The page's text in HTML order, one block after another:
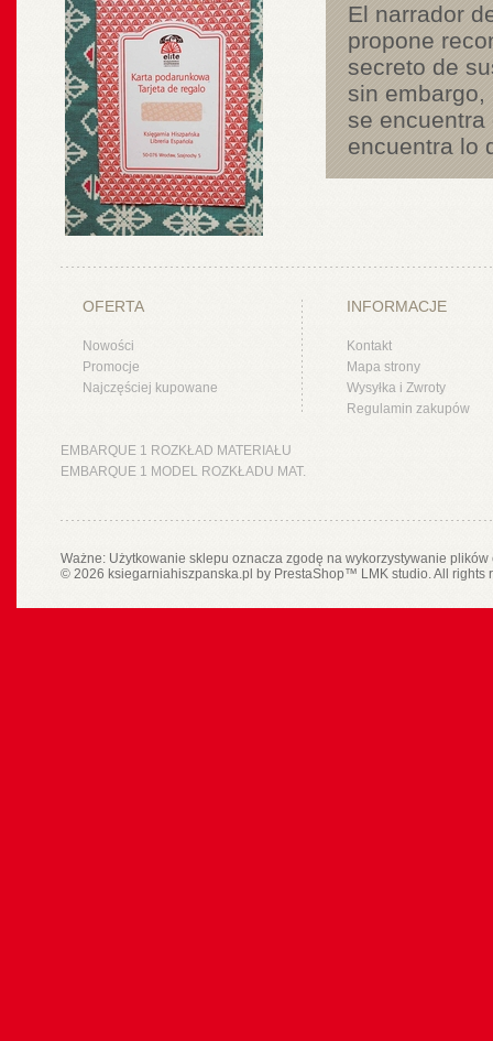
El narrador
propone
secreto de
sin embargo,
se encuentra
encuentra lo
OFERTA
Nowości
Promocje
Najczęściej kupowane
INFORMACJE
Kontakt
Mapa strony
Wysyłka i Zwroty
Regulamin zakupów
EMBARQUE 1 ROZKŁAD MATERIAŁU
EMBARQUE 1 MODEL ROZKŁADU MAT.
Ważne: Użytkowanie sklepu oznacza zgodę na wykorzystywanie
© 2026 ksiegarniahiszpanska.pl by PrestaShop™ LMK studio. All rights